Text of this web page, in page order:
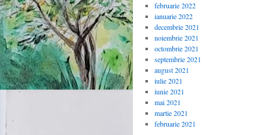
februarie 2022
ianuarie 2022
decembrie 2021
noiembrie 2021
octombrie 2021
septembrie 2021
august 2021
iulie 2021
iunie 2021
mai 2021
martie 2021
februarie 2021